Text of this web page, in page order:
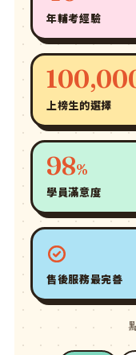
年輔考經驗
上榜生的選擇
98%
學員滿意度
售後服務最完善